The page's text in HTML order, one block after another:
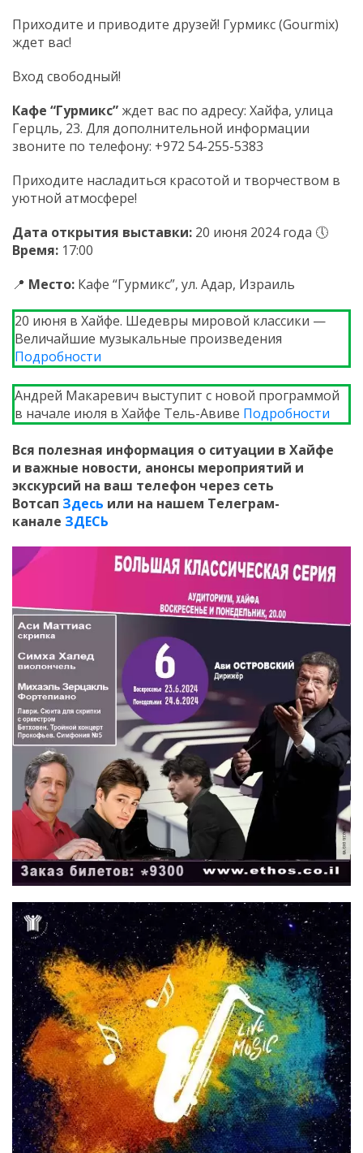
Приходите и приводите друзей! Гурмикс (Gourmix)
ждет вас!
Вход свободный!
Кафе “Гурмикс”ждет вас по адресу: Хайфа, улица
Герцль, 23. Для дополнительной информации
звоните по телефону: +972 54-255-5383
Приходите насладиться красотой и творчеством в
уютной атмосфере!
Дата открытия выставки: 20 июня 2024 года 🕔
Время: 17:00
📍 Место: Кафе “Гурмикс”, ул. Адар, Израиль
20 июня в Хайфе. Шедевры мировой классики —
Величайшие музыкальные произведения
Подробности
Андрей Макаревич выступит с новой программой
в начале июля в Хайфе Тель-Авиве Подробности
Вся полезная информация о ситуации в Хайфе
и важные новости, анонсы мероприятий и
экскурсий на ваш телефон через сеть
Вотсап Здесь или на нашем Телеграм-
канале ЗДЕСЬ